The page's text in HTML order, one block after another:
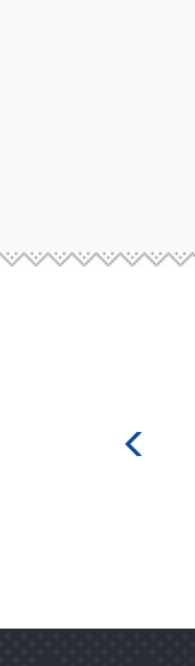
культуры
Российской